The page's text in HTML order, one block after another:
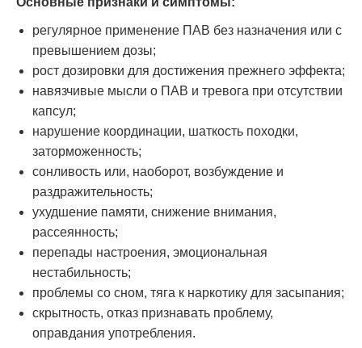
регулярное применение ПАВ без назначения или с
превышением дозы;
рост дозировки для достижения прежнего эффекта;
навязчивые мысли о ПАВ и тревога при отсутствии
капсул;
нарушение координации, шаткость походки,
заторможенность;
сонливость или, наоборот, возбуждение и
раздражительность;
ухудшение памяти, снижение внимания,
рассеянность;
перепады настроения, эмоциональная
нестабильность;
проблемы со сном, тяга к наркотику для засыпания;
скрытность, отказ признавать проблему,
оправдания употребления.